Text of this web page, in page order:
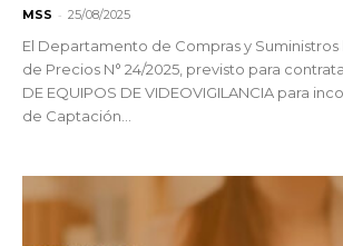
MSS - 25/08/2025
El Departamento de Compras y Suministros
de Precios N° 24/2025, previsto para
DE EQUIPOS DE VIDEOVIGILANCIA para
de Captación...